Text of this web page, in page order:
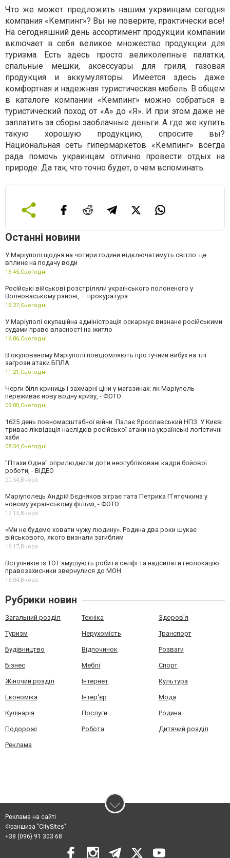
Что же может предложить нашим украинцам сегодня
компания «Кемпинг»? Вы не поверите, практически все!
На сегодняшний день ассортимент продукции компании
включает в себя великое множество продукции для
туризма. Есть здесь просто великолепные палатки,
спальные мешки, аксессуары для гриля, газовая
продукция и аккумуляторы. Имеется здесь даже
комфортная и надежная туристическая мебель. В общем
в каталоге компании «Кемпинг» можно собраться в
туристический поход от «А» до «Я». И при этом даже не
заплатить за сборы заоблачные деньги. А где же купить
такую хорошую продукцию, спросите вы?
Национальная сеть гипермаркетов «Кемпинг» всегда
рада помочь украинцам отлично провести отдых на
природе. Да так, что точно будет, о чем вспоминать.
Останні новини
У Маріуполі щодня на чотири години відключатимуть світло: це
вплине на подачу води
16:45,Сьогодні
Російські військові розстріляли українського полоненого у
Волноваському районі, — прокуратура
16:27,Сьогодні
У Маріуполі окупаційна адміністрація оскаржує визнане російськими
судами право власності на житло
16:06,Сьогодні
В окупованому Маріуполі повідомляють про гучний вибух на тлі
загрози атаки БПЛА
11:21,Сьогодні
Черги біля криниць і захмарні ціни у магазинах: як Маріуполь
переживає нову водну кризу, - ФОТО
09:00,Сьогодні
1625 день повномасштабної війни. Палає Ярославський НПЗ. У Києві
триває ліквідація наслідків російської атаки на українські логістичні
хаби
08:54,Сьогодні
"Птахи Одіна" оприлюднили доти неопубліковані кадри бойової
роботи, - ВІДЕО
20:54,Вчора
Маріуполець Андрій Бєдняков зіграє тата Петрика П’яточкина у
новому українському фільмі, - ФОТО
17:15,Вчора
«Ми не будемо ховати чужу людину». Родина два роки шукає
військового, якого визнали загиблим
16:17,Вчора
Вступників із ТОТ змушують робити селфі та надсилати геолокацію:
правозахисники звернулися до МОН
15:04,Вчора
Рубрики новин
Загальний розділ Техніка Здоров'я
Туризм Нерухомість Транспорт
Будівництво Відпочинок Розваги
Бізнес Меблі Спорт
Жіночий розділ Інтернет Культура
Економіка Інтер'єр Мода
Кулінарія Послуги Родина
Подорожі Робота Дитячий розділ
Реклама
Реклама на сайті
Франшиза "CitySites"
+38 (096) 91 303 68